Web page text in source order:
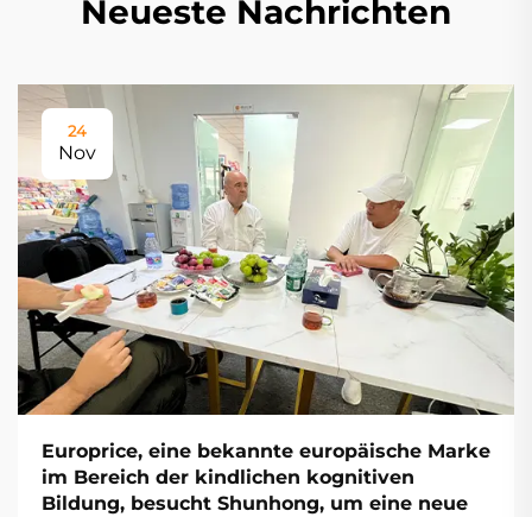
Neueste Nachrichten
24
Nov
Europrice, eine bekannte europäische Marke
im Bereich der kindlichen kognitiven
Bildung, besucht Shunhong, um eine neue